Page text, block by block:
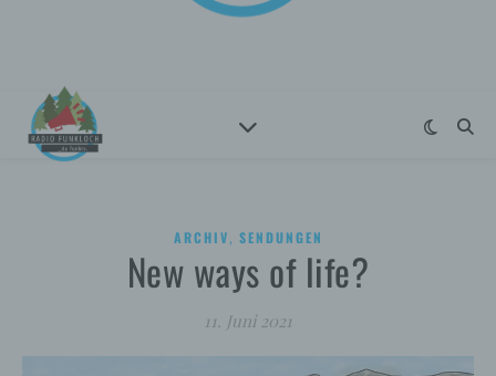
ARCHIV, SENDUNGEN
New ways of life?
11. Juni 2021